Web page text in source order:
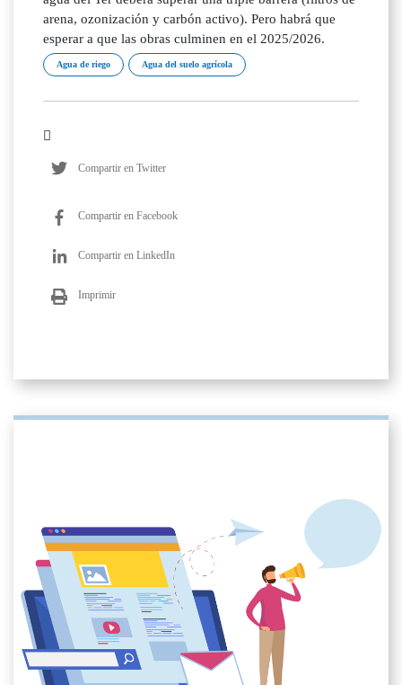
arena, ozonización y carbón activo). Pero habrá que
esperar a que las obras culminen en el 2025/2026.
Agua de riego Agua del suelo agrícola
Compartir en Twitter
Compartir en Facebook
Compartir en LinkedIn
Imprimir